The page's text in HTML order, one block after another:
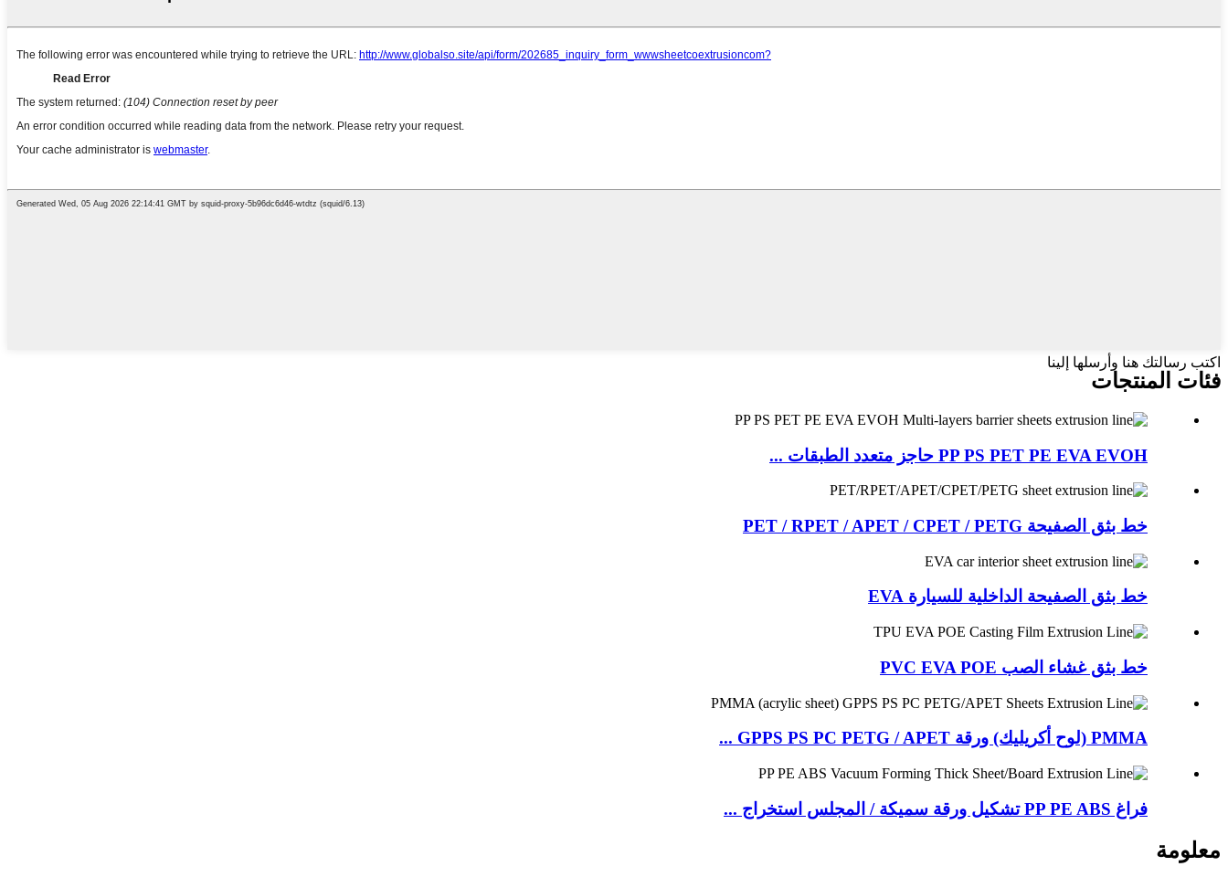
اكتب رسالتك هنا وأرسلها إلينا
فئات المنتجات
PP PS PET PE EVA EVOH حاجز متعدد الطبقات ...
خط بثق الصفيحة PET / RPET / APET / CPET / PETG
خط بثق الصفيحة الداخلية للسيارة EVA
خط بثق غشاء الصب PVC EVA POE
PMMA (لوح أكريليك) ورقة GPPS PS PC PETG / APET ...
فراغ PP PE ABS تشكيل ورقة سميكة / المجلس استخراج ...
معلومة